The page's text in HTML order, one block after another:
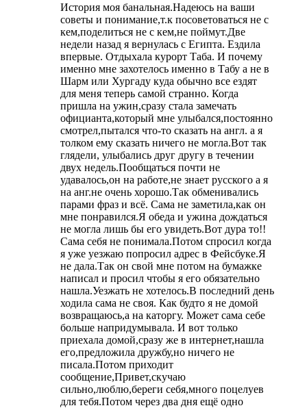
История моя банальная.Надеюсь на ваши
советы и понимание,т.к посоветоваться не с
кем,поделиться не с кем,не поймут.Две
недели назад я вернулась с Египта. Ездила
впервые. Отдыхала курорт Таба. И почему
именно мне захотелось именно в Табу а не в
Шарм или Хургаду куда обычно все ездят
для меня теперь самой странно. Когда
пришла на ужин,сразу стала замечать
официанта,который мне улыбался,постоянно
смотрел,пытался что-то сказать на англ. а я
толком ему сказать ничего не могла.Вот так
глядели, улыбались друг другу в течении
двух недель.Пообщаться почти не
удавалось,он на работе,не знает русского а я
на анг.не очень хорошо.Так обменивались
парами фраз и всё. Сама не заметила,как он
мне понравился.Я обеда и ужина дождаться
не могла лишь бы его увидеть.Вот дура то!!
Сама себя не понимала.Потом спросил когда
я уже уезжаю попросил адрес в Фейсбуке.Я
не дала.Так он свой мне потом на бумажке
написал и просил чтобы я его обязательно
нашла.Уезжать не хотелось.В последний день
ходила сама не своя. Как будто я не домой
возвращаюсь,а на каторгу. Может сама себе
больше напридумывала. И вот только
приехала домой,сразу же в интернет,нашла
его,предложила дружбу,но ничего не
писала.Потом приходит
сообщение,Привет,скучаю
сильно,люблю,береги себя,много поцелуев
для тебя.Потом через два дня ещё одно